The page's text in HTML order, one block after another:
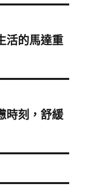
活的馬達重
時刻，舒緩